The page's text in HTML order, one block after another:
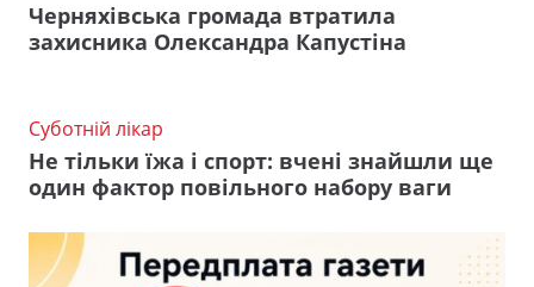
Черняхівська громада втратила
захисника Олександра Капустіна
Суботній лікар
Не тільки їжа і спорт: вчені знайшли ще
один фактор повільного набору ваги